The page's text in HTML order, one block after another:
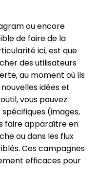
ou encore
de faire de la
ici, est que
des utilisateurs
au moment où ils
idées et
vous pouvez
(images,
faire apparaître en
ou dans les flux
Ces campagnes
efficaces pour